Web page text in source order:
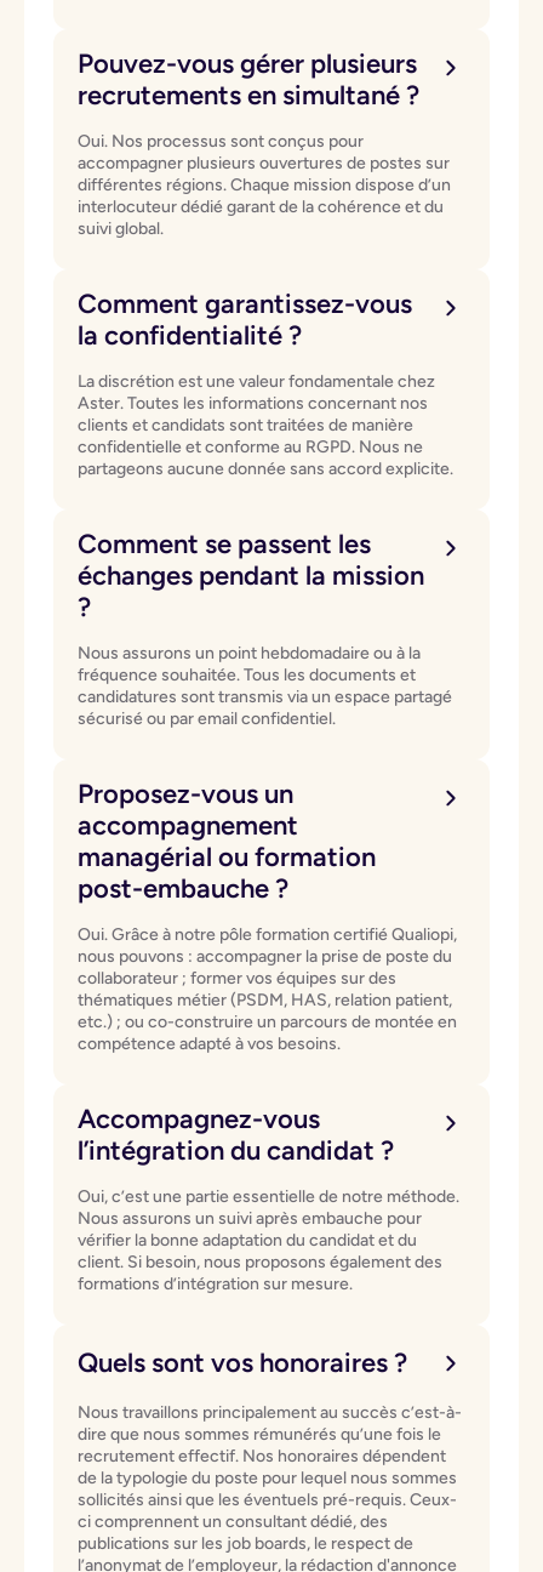
Pouvez-vous gérer plusieurs
recrutements en simultané ?
Oui. Nos processus sont conçus pour
accompagner plusieurs ouvertures de postes sur
différentes régions. Chaque mission dispose d’un
interlocuteur dédié garant de la cohérence et du
suivi global.
Comment garantissez-vous
la confidentialité ?
La discrétion est une valeur fondamentale chez
Aster. Toutes les informations concernant nos
clients et candidats sont traitées de manière
confidentielle et conforme au RGPD. Nous ne
partageons aucune donnée sans accord explicite.
Comment se passent les
échanges pendant la mission
?
Nous assurons un point hebdomadaire ou à la
fréquence souhaitée. Tous les documents et
candidatures sont transmis via un espace partagé
sécurisé ou par email confidentiel.
Proposez-vous un
accompagnement
managérial ou formation
post-embauche ?
Oui. Grâce à notre pôle formation certifié Qualiopi,
nous pouvons : accompagner la prise de poste du
collaborateur ; former vos équipes sur des
thématiques métier (PSDM, HAS, relation patient,
etc.) ; ou co-construire un parcours de montée en
compétence adapté à vos besoins.
Accompagnez-vous
l’intégration du candidat ?
Oui, c’est une partie essentielle de notre méthode.
Nous assurons un suivi après embauche pour
vérifier la bonne adaptation du candidat et du
client. Si besoin, nous proposons également des
formations d’intégration sur mesure.
Quels sont vos honoraires ?
Nous travaillons principalement au succès c’est-à-
dire que nous sommes rémunérés qu’une fois le
recrutement effectif. Nos honoraires dépendent
de la typologie du poste pour lequel nous sommes
sollicités ainsi que les éventuels pré-requis. Ceux-
ci comprennent un consultant dédié, des
publications sur les job boards, le respect de
l’anonymat de l’employeur, la rédaction d'annonce